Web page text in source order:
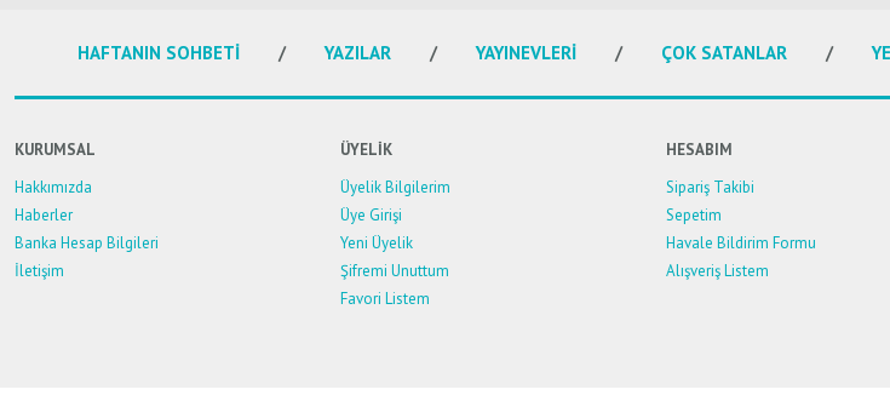
Yorum Yaz
Ürün açıklamasında eksik bilgiler bulunuyor.
Bu ürüne benzer farklı alternatifler olmalı.
HAFTANIN SOHBETİ YAZILAR YAYINEVLERİ ÇOK SATANLAR
KURUMSAL
Hakkımızda
Haberler
Banka Hesap Bilgileri
İletişim
ÜYELİK
Üyelik Bilgilerim
Üye Girişi
Yeni Üyelik
Şifremi Unuttum
Favori Listem
HESABIM
Sipariş Takibi
Sepetim
Havale Bildirim Formu
Alışveriş Listem